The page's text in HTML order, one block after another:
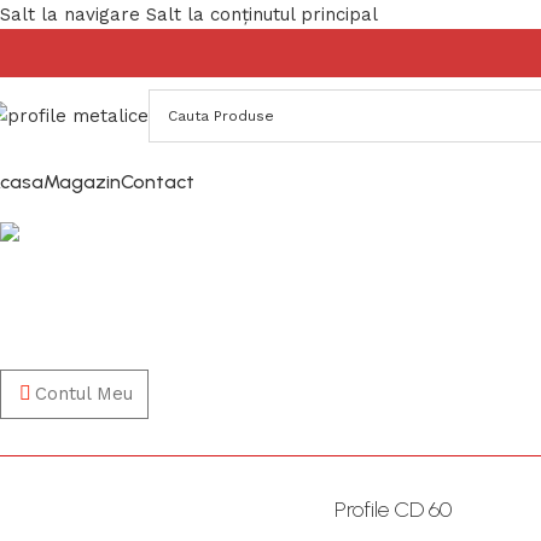
Salt la navigare Salt la conținutul principal
MagazinContact
Calculator
Contul Meu
Profile CD 60